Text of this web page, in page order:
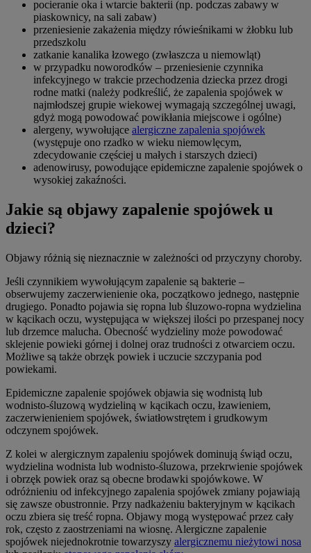
pocieranie oka i wtarcie bakterii (np. podczas zabawy w
piaskownicy, na sali zabaw)
przeniesienie zakażenia między rówieśnikami w żłobku lub
przedszkolu
zatkanie kanalika łzowego (zwłaszcza u niemowląt)
w przypadku noworodków – przeniesienie czynnika
infekcyjnego w trakcie przechodzenia dziecka przez drogi
rodne matki (należy podkreślić, że zapalenia spojówek w
najmłodszej grupie wiekowej wymagają szczególnej uwagi,
gdyż mogą powodować powikłania miejscowe i ogólne)
alergeny, wywołujące alergiczne zapalenia spojówek
(występuje ono rzadko w wieku niemowlęcym,
zdecydowanie częściej u małych i starszych dzieci)
adenowirusy, powodujące epidemiczne zapalenie spojówek o
wysokiej zakaźności.
Jakie są objawy zapalenie spojówek u
dzieci?
Objawy różnią się nieznacznie w zależności od przyczyny choroby.
Jeśli czynnikiem wywołującym zapalenie są bakterie –
obserwujemy zaczerwienienie oka, początkowo jednego, następnie
drugiego. Ponadto pojawia się ropna lub śluzowo-ropna wydzielina
w kącikach oczu, występująca w większej ilości po przespanej nocy
lub drzemce malucha. Obecność wydzieliny może powodować
sklejenie powieki górnej i dolnej oraz trudności z otwarciem oczu.
Możliwe są także obrzęk powiek i uczucie szczypania pod
powiekami.
Epidemiczne zapalenie spojówek objawia się wodnistą lub
wodnisto-śluzową wydzieliną w kącikach oczu, łzawieniem,
zaczerwienieniem spojówek, światłowstrętem i grudkowym
odczynem spojówek.
Z kolei w alergicznym zapaleniu spojówek dominują świąd oczu,
wydzielina wodnista lub wodnisto-śluzowa, przekrwienie spojówek
i obrzęk powiek oraz są obecne brodawki spojówkowe. W
odróżnieniu od infekcyjnego zapalenia spojówek zmiany pojawiają
się zawsze obustronnie. Przy nadkażeniu bakteryjnym w kącikach
oczu zbiera się treść ropna. Objawy mogą występować przez cały
rok, często z zaostrzeniami na wiosnę. Alergiczne zapalenie
spojówek niejednokrotnie towarzyszy alergicznemu nieżytowi nosa